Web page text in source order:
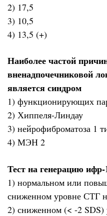
2) 17,5
3) 10,5
4) 13,5 (+)
Наиболее частой
вненадпочечниковой
является синдром
1) функционирующих
2) Хиппеля-Линдау
3) нейрофиброматоза 1
4) МЭН 2
Тест на генерацию
1) нормальном или
сниженном уровне СТГ
2) сниженном (< -2